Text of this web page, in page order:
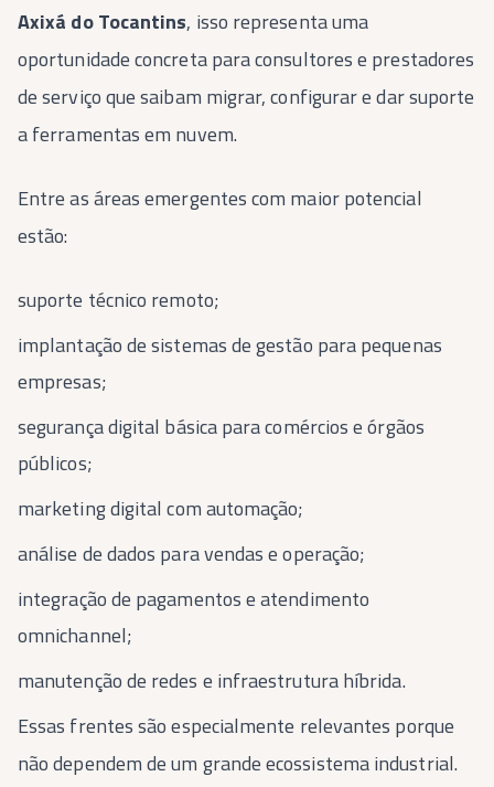
Axixá do Tocantins, isso representa uma
oportunidade concreta para consultores e prestadores
de serviço que saibam migrar, configurar e dar suporte
a ferramentas em nuvem.
Entre as áreas emergentes com maior potencial
estão:
suporte técnico remoto;
implantação de sistemas de gestão para pequenas
empresas;
segurança digital básica para comércios e órgãos
públicos;
marketing digital com automação;
análise de dados para vendas e operação;
integração de pagamentos e atendimento
omnichannel;
manutenção de redes e infraestrutura híbrida.
Essas frentes são especialmente relevantes porque
não dependem de um grande ecossistema industrial.